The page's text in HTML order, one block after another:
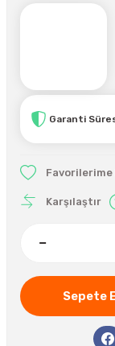
Garanti
Karşılaştır
Sepete